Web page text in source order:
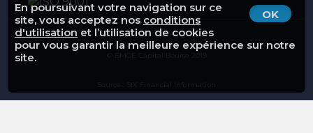
OK
En poursuivant votre navigation sur ce
site, vous acceptez nos conditions
d'utilisation et l’utilisation de cookies
pour vous garantir la meilleure expérience sur notre
site.